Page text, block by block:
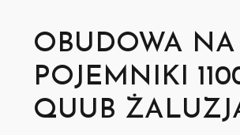
OBUDOWA NA
POJEMNIKI
QUUB